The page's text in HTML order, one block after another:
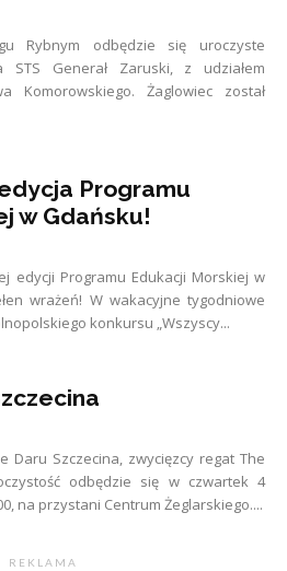
Rybnym odbędzie się uroczyste
Generał Zaruski, z udziałem
Komorowskiego. Żaglowiec został
Programu
w Gdańsku!
edycji Programu Edukacji Morskiej w
wrażeń! W wakacyjne tygodniowe
konkursu „Wszyscy...
Daru Szczecina, zwycięzcy regat The
odbędzie się w czwartek 4
na przystani Centrum Żeglarskiego....
R E K L A M A